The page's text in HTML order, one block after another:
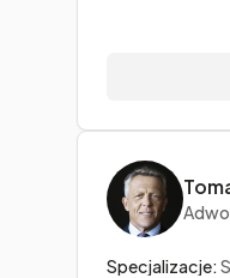
Specjalizacje: